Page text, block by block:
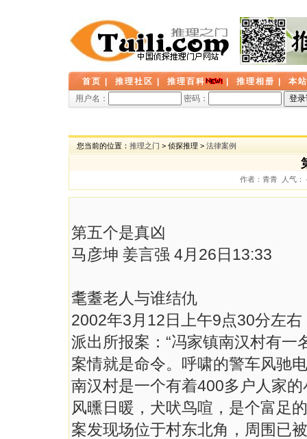
首页 推理社区 推理百科 推理相册
本
用户名：
密码：
您当前的位置： 推理之门 > 侦探推理 > 法律案例
作者：青青 人气：
第五个是真凶
马彦坤 姜言强 4月26日13:33
耄耋老人与谁结仇
2002年3月12日上午9点30分左
派出所报案：“冯家镇南汉村有一
案情就是命令。呼啸的警车风驰
南汉村是一个有着400多户人家
风曛日暖，犬吠鸟喧，是个富足
案发现场位于村东北角，周围已